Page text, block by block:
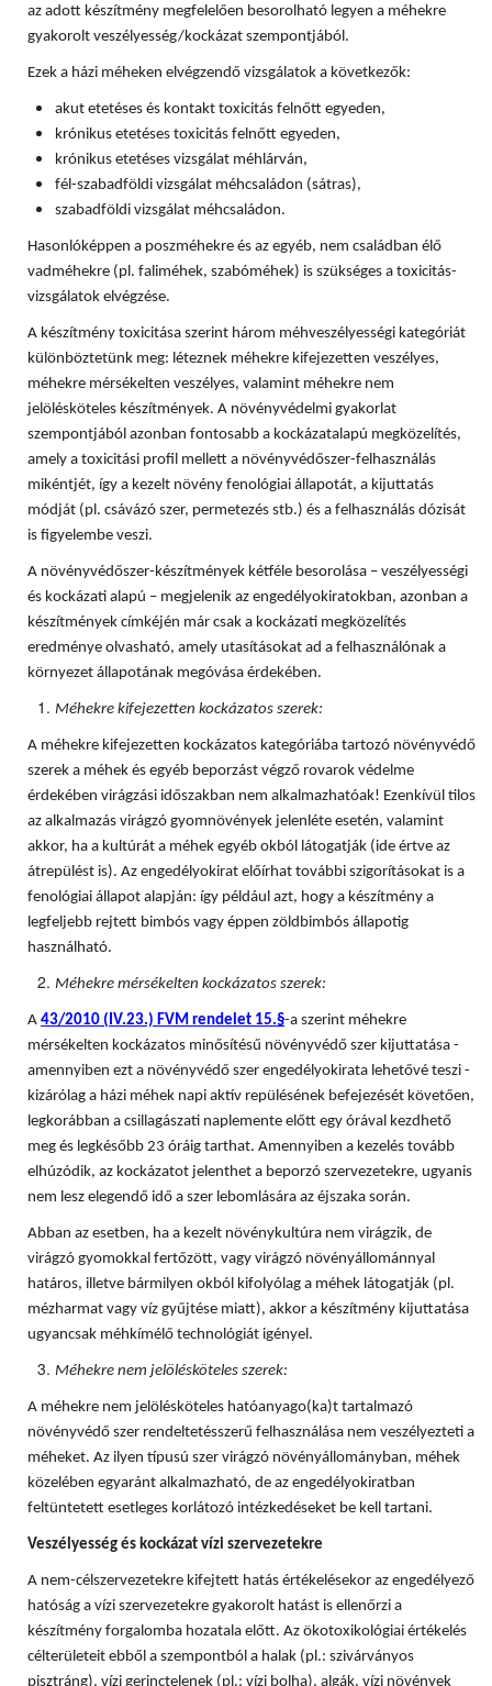
az adott készítmény megfelelően besorolható legyen a méhekre
gyakorolt veszélyesség/kockázat szempontjából.
Ezek a házi méheken elvégzendő vizsgálatok a következők:
akut etetéses és kontakt toxicitás felnőtt egyeden,
krónikus etetéses toxicitás felnőtt egyeden,
krónikus etetéses vizsgálat méhlárván,
fél-szabadföldi vizsgálat méhcsaládon (sátras),
szabadföldi vizsgálat méhcsaládon.
Hasonlóképpen a poszméhekre és az egyéb, nem családban élő
vadméhekre (pl. faliméhek, szabóméhek) is szükséges a toxicitás-
vizsgálatok elvégzése.
A készítmény toxicitása szerint három méhveszélyességi kategóriát
különböztetünk meg: léteznek méhekre kifejezetten veszélyes,
méhekre mérsékelten veszélyes, valamint méhekre nem
jelölésköteles készítmények. A növényvédelmi gyakorlat
szempontjából azonban fontosabb a kockázatalapú megközelítés,
amely a toxicitási profil mellett a növényvédőszer-felhasználás
mikéntjét, így a kezelt növény fenológiai állapotát, a kijuttatás
módját (pl. csávázó szer, permetezés stb.) és a felhasználás dózisát
is figyelembe veszi.
A növényvédőszer-készítmények kétféle besorolása – veszélyességi
és kockázati alapú – megjelenik az engedélyokiratokban, azonban a
készítmények címkéjén már csak a kockázati megközelítés
eredménye olvasható, amely utasításokat ad a felhasználónak a
környezet állapotának megóvása érdekében.
Méhekre kifejezetten kockázatos szerek:
A méhekre kifejezetten kockázatos kategóriába tartozó növényvédő
szerek a méhek és egyéb beporzást végző rovarok védelme
érdekében virágzási időszakban nem alkalmazhatóak! Ezenkívül tilos
az alkalmazás virágzó gyomnövények jelenléte esetén, valamint
akkor, ha a kultúrát a méhek egyéb okból látogatják (ide értve az
átrepülést is). Az engedélyokirat előírhat további szigorításokat is a
fenológiai állapot alapján: így például azt, hogy a készítmény a
legfeljebb rejtett bimbós vagy éppen zöldbimbós állapotig
használható.
Méhekre mérsékelten kockázatos szerek:
A 43/2010 (IV.23.) FVM rendelet 15.§-a szerint méhekre
mérsékelten kockázatos minősítésű növényvédő szer kijuttatása -
amennyiben ezt a növényvédő szer engedélyokirata lehetővé teszi -
kizárólag a házi méhek napi aktív repülésének befejezését követően,
legkorábban a csillagászati naplemente előtt egy órával kezdhető
meg és legkésőbb 23 óráig tarthat. Amennyiben a kezelés tovább
elhúzódik, az kockázatot jelenthet a beporzó szervezetekre, ugyanis
nem lesz elegendő idő a szer lebomlására az éjszaka során.
Abban az esetben, ha a kezelt növénykultúra nem virágzik, de
virágzó gyomokkal fertőzött, vagy virágzó növényállománnyal
határos, illetve bármilyen okból kifolyólag a méhek látogatják (pl.
mézharmat vagy víz gyűjtése miatt), akkor a készítmény kijuttatása
ugyancsak méhkímélő technológiát igényel.
Méhekre nem jelölésköteles szerek:
A méhekre nem jelölésköteles hatóanyago(ka)t tartalmazó
növényvédő szer rendeltetésszerű felhasználása nem veszélyezteti a
méheket. Az ilyen típusú szer virágzó növényállományban, méhek
közelében egyaránt alkalmazható, de az engedélyokiratban
feltüntetett esetleges korlátozó intézkedéseket be kell tartani.
Veszélyesség és kockázat vízi szervezetekre
A nem-célszervezetekre kifejtett hatás értékelésekor az engedélyező
hatóság a vízi szervezetekre gyakorolt hatást is ellenőrzi a
készítmény forgalomba hozatala előtt. Az ökotoxikológiai értékelés
célterületeit ebből a szempontból a halak (pl.: szivárványos
pisztráng), vízi gerinctelenek (pl.: vízi bolha), algák, vízi növények